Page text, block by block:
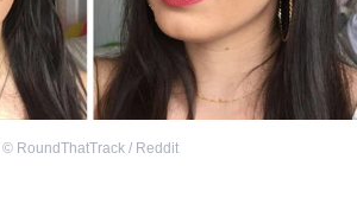
© RoundThatTrack / Reddit